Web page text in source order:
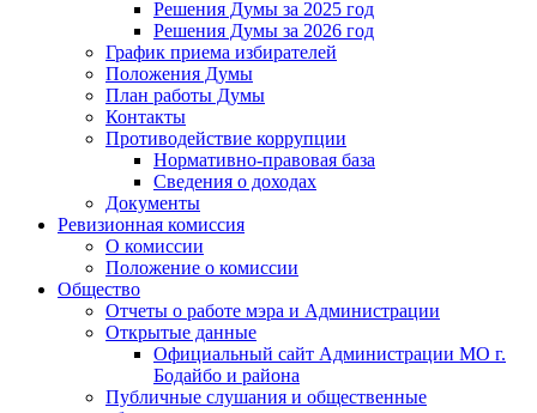
Решения Думы за 2025 год
Решения Думы за 2026 год
График приема избирателей
Положения Думы
План работы Думы
Контакты
Противодействие коррупции
Нормативно-правовая база
Сведения о доходах
Документы
Ревизионная комиссия
О комиссии
Положение о комиссии
Общество
Отчеты о работе мэра и Администрации
Открытые данные
Официальный сайт Администрации МО г.
Бодайбо и района
Публичные слушания и общественные